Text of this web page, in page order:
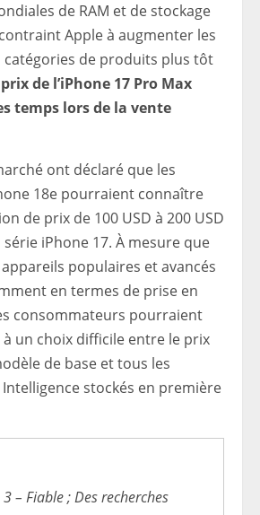
de RAM et de stockage
Apple à augmenter les
catégories de produits plus tôt
de l’iPhone 17 Pro Max
temps lors de la vente
ont déclaré que les
18e pourraient connaître
de prix de 100 USD à 200 USD
iPhone 17. À mesure que
populaires et avancés
en termes de prise en
consommateurs pourraient
un choix difficile entre le prix
de base et tous les
stockés en première
– Fiable ; Des recherches